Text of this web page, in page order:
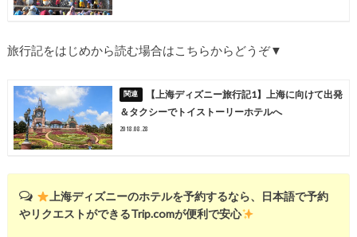
旅行記をはじめから読む場合はこちらからどうぞ▼
【上海ディズニー旅行記1】上海に向けて出発
＆タクシーでトイストーリーホテルへ
2018.08.28
上海ディズニーのホテルを予約するなら、日本語で予約
やリクエストができるTrip.comが便利で安心